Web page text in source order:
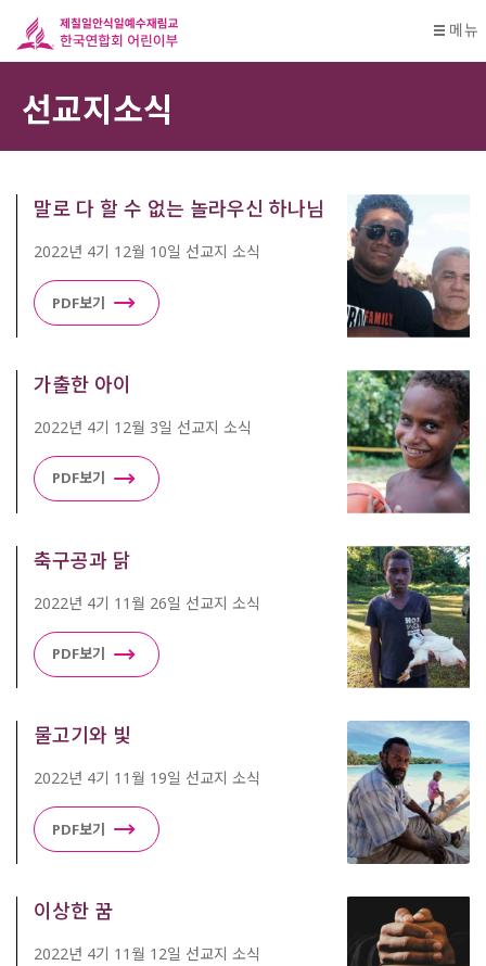
메뉴
선교지소식
말로 다 할 수 없는 놀라우신 하나님
2022년 4기 12월 10일 선교지 소식
PDF보기
가출한 아이
2022년 4기 12월 3일 선교지 소식
PDF보기
축구공과 닭
2022년 4기 11월 26일 선교지 소식
PDF보기
물고기와 빛
2022년 4기 11월 19일 선교지 소식
PDF보기
이상한 꿈
2022년 4기 11월 12일 선교지 소식